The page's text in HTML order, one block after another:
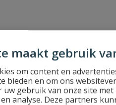
maakt gebruik
om content en
bieden en om ons
gebruik van onze site
analyse. Deze partners